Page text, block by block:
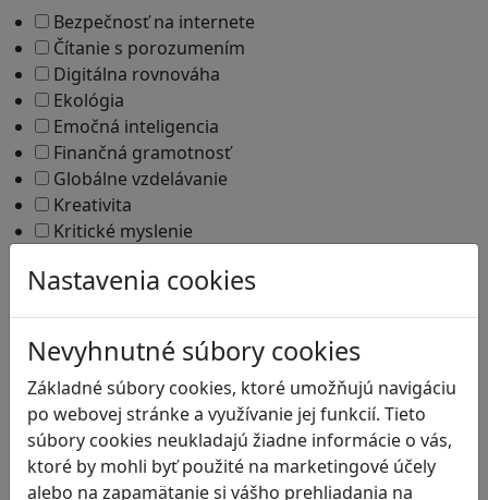
Nastavenia cookies
Nevyhnutné súbory cookies
Základné súbory cookies, ktoré umožňujú navigáciu
po webovej stránke a využívanie jej funkcií. Tieto
súbory cookies neukladajú žiadne informácie o vás,
ktoré by mohli byť použité na marketingové účely
alebo na zapamätanie si vášho prehliadania na
Bezpečnosť na internete
Čítanie s porozumením
Digitálna rovnováha
Ekológia
Emočná inteligencia
Finančná gramotnosť
Globálne vzdelávanie
Kreativita
Kritické myslenie
Kyberšikana
Ľudské práva a tolerancia
Mediálna gramotnosť
Motorika a koncentrácia
Podnikavosť a inovácie
Prírodné vedy / STEM
Programovanie/Technika
Sociálne zručnosti a kooperácia